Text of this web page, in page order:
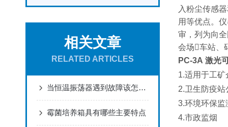
相关文章
RELATED ARTICLES
当恒温振荡器遇到故障该怎么解决
霉菌培养箱具有哪些主要特点
入粉尘传感
用等优点。
审，列为向
会场车站、
PC-3A 激光
1.适用于工
2.卫生防疫
3.环境环保监
4.市政监烟